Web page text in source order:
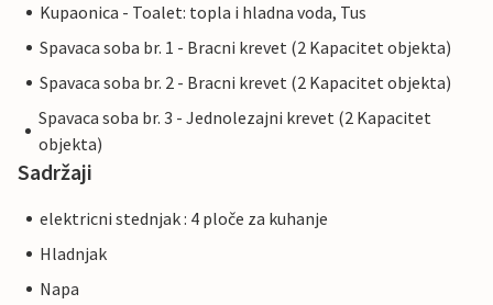
Kupaonica - Toalet: topla i hladna voda, Tus
Spavaca soba br. 1 - Bracni krevet (2 Kapacitet objekta)
Spavaca soba br. 2 - Bracni krevet (2 Kapacitet objekta)
Spavaca soba br. 3 - Jednolezajni krevet (2 Kapacitet
objekta)
Sadržaji
elektricni stednjak : 4 ploče za kuhanje
Hladnjak
Napa